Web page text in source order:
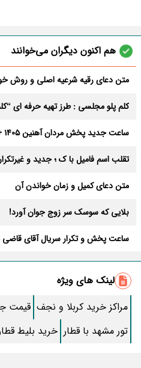
هم اکنون دیگران می‌خوانند
متن دعای رقیه شرعیه اصلی و روش
کلم پلو مجلسی : طرز تهیه حرفه ای
ساعت جدید پخش مردان آهنین 1405 + تکرار، تعداد قسمت و داوران
تقلب اسم فامیل با ک ؛ جدید و
متن دعای کمیل و زمان خواندن آن
بلایی که سوسک سر زوج جوان آورد!
ساعت پخش و تکرار سریال آقای
طرز تهیه سالاد ماکارونی خانگی
طرز تهیه پاستا با سس آلفردو و مرغ
جواب کامل اسم فامیل با “س”
ماه قرمز نشانه آخر دنیا در آسمان ظاهر
لینک های ویژه
مراکز خرید کربلا و نجف قیمت
تور مشهد با قطار خرید بلیط